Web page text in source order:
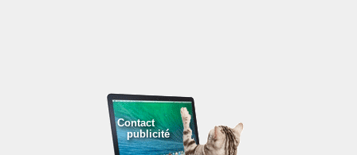
Contact
publicité